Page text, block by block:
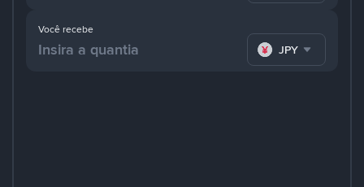
Você recebe
JPY